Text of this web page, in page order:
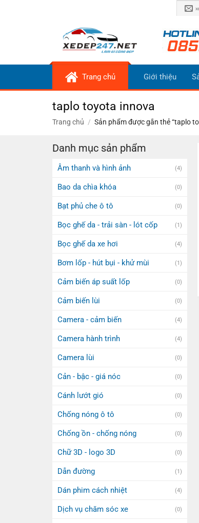
Trang chủ Giới thiệu
taplo toyota innova
Trang chủ / Sản phẩm được gắn thẻ “taplo
Danh mục sản phẩm
Âm thanh và hình ảnh (4)
Bao da chìa khóa (0)
Bạt phủ che ô tô (0)
Bọc ghế da - trải sàn - lót cốp (1)
Bọc ghế da xe hơi (4)
Bơm lốp - hút bụi - khử mùi (1)
Cảm biến áp suất lốp (0)
Cảm biến lùi (0)
Camera - cảm biến (4)
Camera hành trình (4)
Camera lùi (0)
Cản - bậc - giá nóc (0)
Cánh lướt gió (0)
Chống nóng ô tô (0)
Chống ồn - chống nóng (0)
Chữ 3D - logo 3D (0)
Dẫn đường (1)
Dán phim cách nhiệt (4)
Dịch vụ chăm sóc xe (0)